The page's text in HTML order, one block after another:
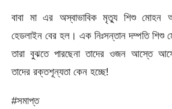
বাবা মা এর অস্বাভাবিক মৃত্যু শিশু মোহন
হেডলাইন বের হল। এক নিঃসন্তান দম্পতি
তারা বুঝতে পারছেনা তাদের ওজন আস্তে
তাদের রক্তশূন্যতা কেন হচ্ছে!
#সমাপ্ত